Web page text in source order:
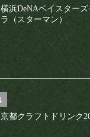
横浜DeNAベイスター
ラ（スターマン）
京都クラフトドリンク